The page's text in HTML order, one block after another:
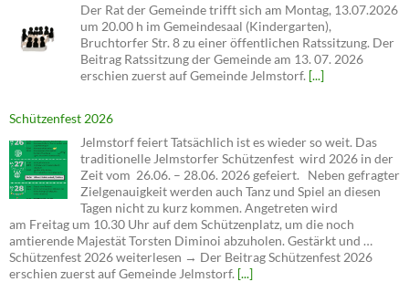
Der Rat der Gemeinde trifft sich am Montag, 13.07.2026
um 20.00 h im Gemeindesaal (Kindergarten),
Bruchtorfer Str. 8 zu einer öffentlichen Ratssitzung. Der
Beitrag Ratssitzung der Gemeinde am 13. 07. 2026
erschien zuerst auf Gemeinde Jelmstorf. [...]
Schützenfest 2026
Jelmstorf feiert Tatsächlich ist es wieder so weit. Das
traditionelle Jelmstorfer Schützenfest wird 2026 in der
Zeit vom 26.06. – 28.06. 2026 gefeiert. Neben gefragter
Zielgenauigkeit werden auch Tanz und Spiel an diesen
Tagen nicht zu kurz kommen. Angetreten wird
am Freitag um 10.30 Uhr auf dem Schützenplatz, um die noch
amtierende Majestät Torsten Diminoi abzuholen. Gestärkt und …
Schützenfest 2026 weiterlesen → Der Beitrag Schützenfest 2026
erschien zuerst auf Gemeinde Jelmstorf. [...]